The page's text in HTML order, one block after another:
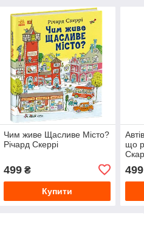
Чим живе Щасливе Місто?
Річард Скеррі
499₴
Купити
що
499